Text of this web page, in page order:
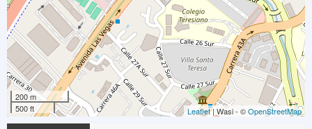
200 m
500 ft
Leaflet| Wasi - ©OpenStreetMap